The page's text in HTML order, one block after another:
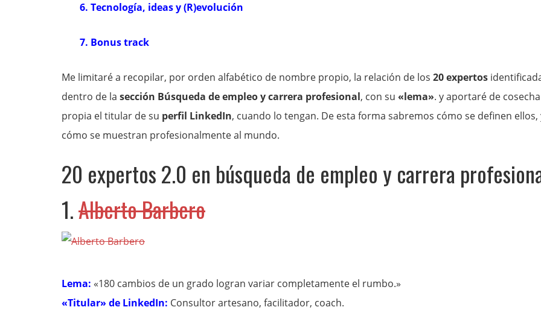
6. Tecnología, ideas y (R)evolución
7. Bonus track
Me limitaré a recopilar, por orden alfabético de nombre propio, la relación de los 20 expertos
dentro de la sección Búsqueda de empleo y carrera profesional, con su «lema». y aportaré de cosecha
propia el titular de su perfil LinkedIn, cuando lo tengan. De esta forma sabremos cómo se definen ellos,
cómo se muestran profesionalmente al mundo.
20 expertos 2.0 en búsqueda de empleo y carrera
1.Alberto Barbero
Lema: «180 cambios de un grado logran variar completamente el rumbo.»
«Titular» de LinkedIn: Consultor artesano, facilitador, coach.